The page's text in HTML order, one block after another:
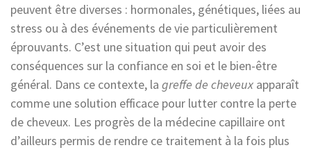
peuvent être diverses : hormonales, génétiques, liées au
stress ou à des événements de vie particulièrement
éprouvants. C’est une situation qui peut avoir des
conséquences sur la confiance en soi et le bien-être
général. Dans ce contexte, la greffe de cheveux apparaît
comme une solution efficace pour lutter contre la perte
de cheveux. Les progrès de la médecine capillaire ont
d’ailleurs permis de rendre ce traitement à la fois plus